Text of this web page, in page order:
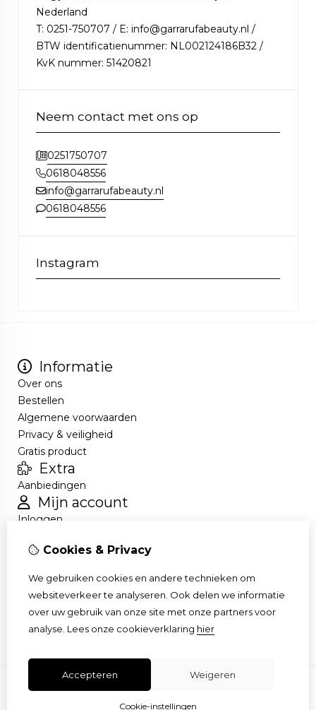
Nederland
T: 0251-750707 / E: info@garrarufabeauty.nl /
BTW identificatienummer: NL002124186B32 /
KvK nummer: 51420821
Neem contact met ons op
0251750707
0618048556
info@garrarufabeauty.nl
0618048556
Instagram
Informatie
Over ons
Bestellen
Algemene voorwaarden
Privacy & veiligheid
Gratis product
Extra
Aanbiedingen
Mijn account
Inloggen
Nieuwsbrief
Contact
Cookies & Privacy
We gebruiken cookies en andere technieken om
websiteverkeer te analyseren. Ook delen we informatie
over uw gebruik van onze site met onze partners voor
analyse. Lees onze cookieverklaring hier
Accepteren Weigeren
Cookie-instellingen